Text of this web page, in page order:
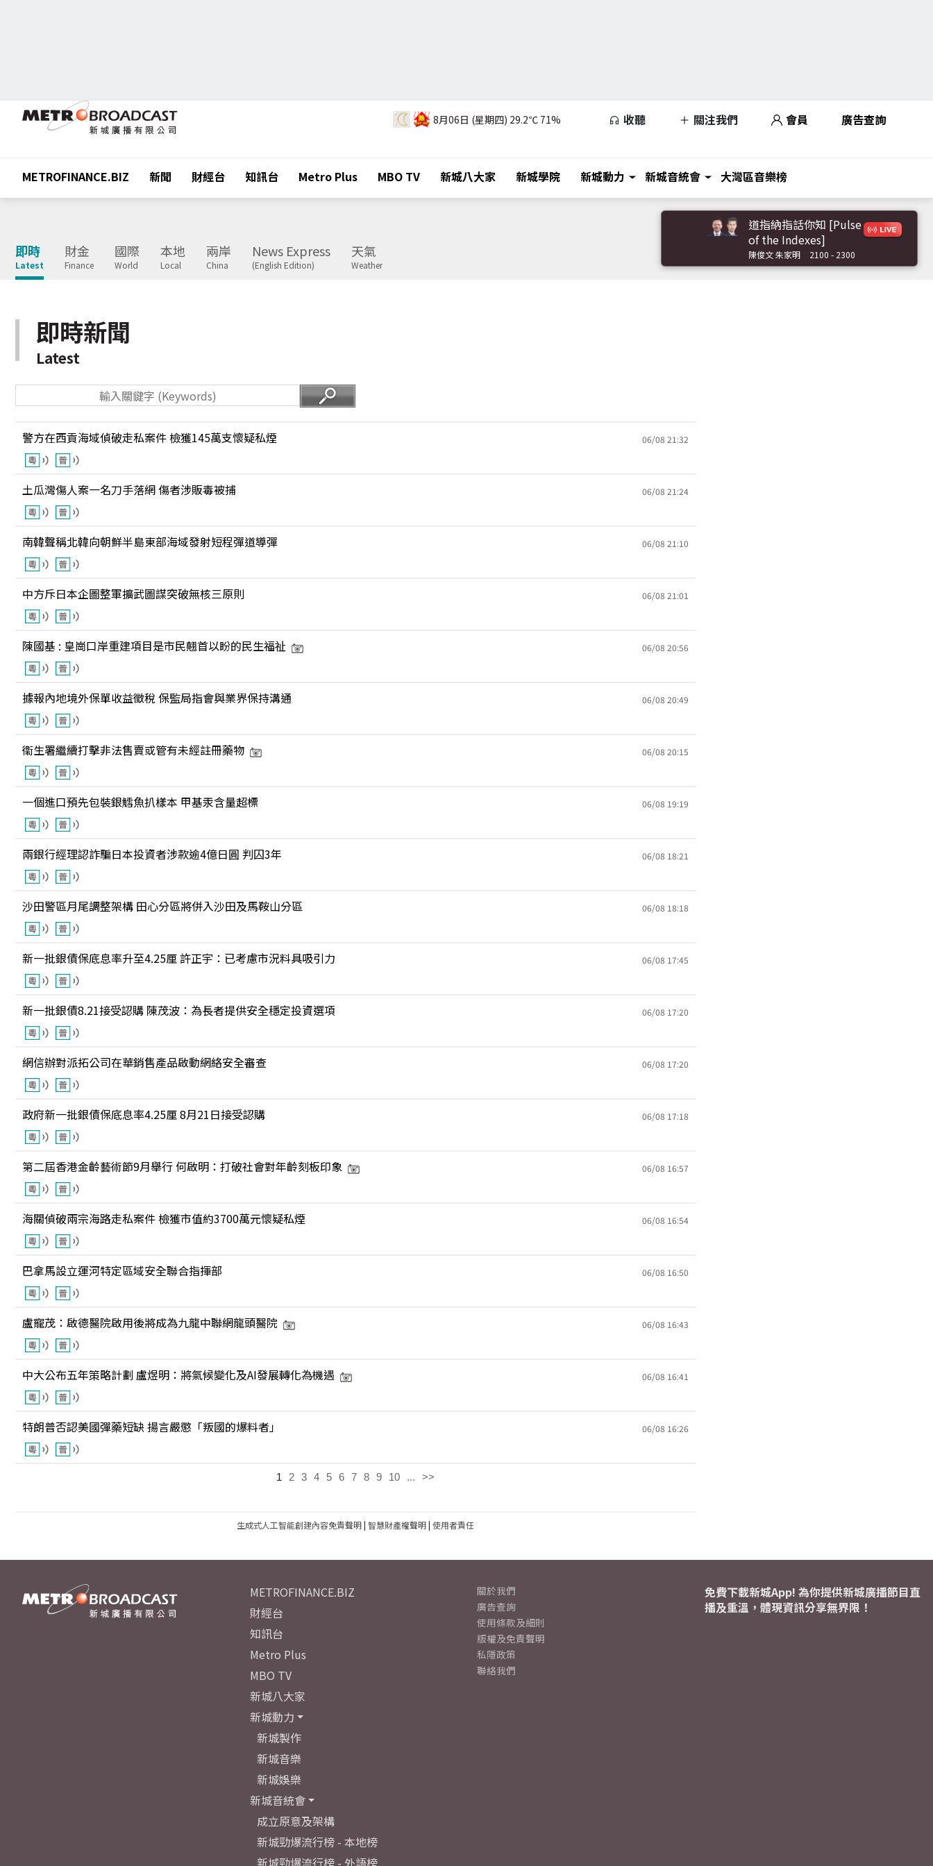
8月06日 (星期四) 29.2℃ 71% 收聽 關注我們 會員 廣告查詢
METROFINANCE.BIZ 新聞 財經台 知訊台 Metro Plus MBO TV 新城八大家 新城學院 新城動力 新城音統會 大灣區音樂榜
即時
Latest
財金
Finance
國際
World
本地
Local
兩岸
China
News Express
(English Edition)
天氣
Weather
道指納指話你知 [Pulse
of the Indexes]
陳俊文 朱家明 2100 - 2300
即時新聞
Latest
警方在西貢海域偵破走私案件 檢獲145萬支懷疑私煙 06/08 21:32
土瓜灣傷人案一名刀手落網 傷者涉販毒被捕 06/08 21:24
南韓聲稱北韓向朝鮮半島東部海域發射短程彈道導彈 06/08 21:10
中方斥日本企圖整軍擴武圖謀突破無核三原則 06/08 21:01
陳國基 : 皇崗口岸重建項目是市民翹首以盼的民生福祉 06/08 20:56
據報內地境外保單收益徵稅 保監局指會與業界保持溝通 06/08 20:49
衞生署繼續打擊非法售賣或管有未經註冊藥物 06/08 20:15
一個進口預先包裝銀鱈魚扒樣本 甲基汞含量超標 06/08 19:19
兩銀行經理認詐騙日本投資者涉款逾4億日圓 判囚3年 06/08 18:21
沙田警區月尾調整架構 田心分區將併入沙田及馬鞍山分區 06/08 18:18
新一批銀債保底息率升至4.25厘 許正宇：已考慮市況料具吸引力 06/08 17:45
新一批銀債8.21接受認購 陳茂波：為長者提供安全穩定投資選項 06/08 17:20
網信辦對派拓公司在華銷售產品啟動網絡安全審查 06/08 17:20
政府新一批銀債保底息率4.25厘 8月21日接受認購 06/08 17:18
第二屆香港金齡藝術節9月舉行 何啟明：打破社會對年齡刻板印象 06/08 16:57
海關偵破兩宗海路走私案件 檢獲市值約3700萬元懷疑私煙 06/08 16:54
巴拿馬設立運河特定區域安全聯合指揮部 06/08 16:50
盧寵茂：啟德醫院啟用後將成為九龍中聯網龍頭醫院 06/08 16:43
中大公布五年策略計劃 盧煜明：將氣候變化及AI發展轉化為機遇 06/08 16:41
特朗普否認美國彈藥短缺 揚言嚴懲「叛國的爆料者」 06/08 16:26
1 2 3 4 5 6 7 8 9 10 ... >>
生成式人工智能創建內容免責聲明| 智慧財產權聲明| 使用者責任
METROFINANCE.BIZ
財經台
知訊台
Metro Plus
MBO TV
新城八大家
新城動力
新城製作
新城音樂
新城娛樂
新城音統會
成立原意及架構
新城勁爆流行榜 - 本地榜
新城勁爆流行榜 - 外語榜
關於我們
廣告查詢
使用條款及細則
版權及免責聲明
私隱政策
聯絡我們
免費下載新城App! 為你提供新城廣播節目直
播及重溫，體現資訊分享無界限！